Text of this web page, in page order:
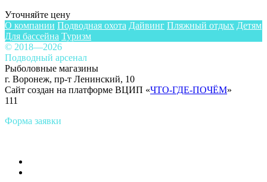
Уточняйте цену
О компании Подводная охота Дайвинг Пляжный отдых Детям
Для бассейна Туризм
© 2018—2026
Подводный арсенал
Рыболовные магазины
г. Воронеж, пр-т Ленинский, 10
Сайт создан на платформе ВЦИП «ЧТО-ГДЕ-ПОЧЁМ»
111
Форма заявки